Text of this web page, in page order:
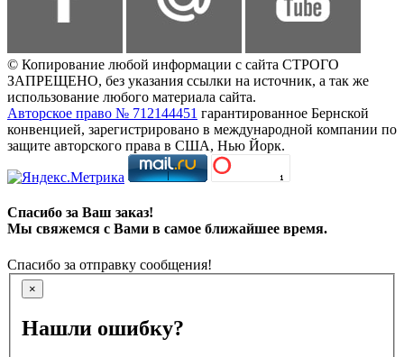
© Копирование любой информации с сайта СТРОГО
ЗАПРЕЩЕНО, без указания ссылки на источник, а так же
использование любого материала сайта.
Авторское право № 712144451 гарантированное Бернской
конвенцией, зарегистрировано в международной компании по
защите авторского права в США, Нью Йорк.
Спасибо за Ваш заказ!
Мы свяжемся с Вами в самое ближайшее время.
Спасибо за отправку сообщения!
×
Нашли ошибку?